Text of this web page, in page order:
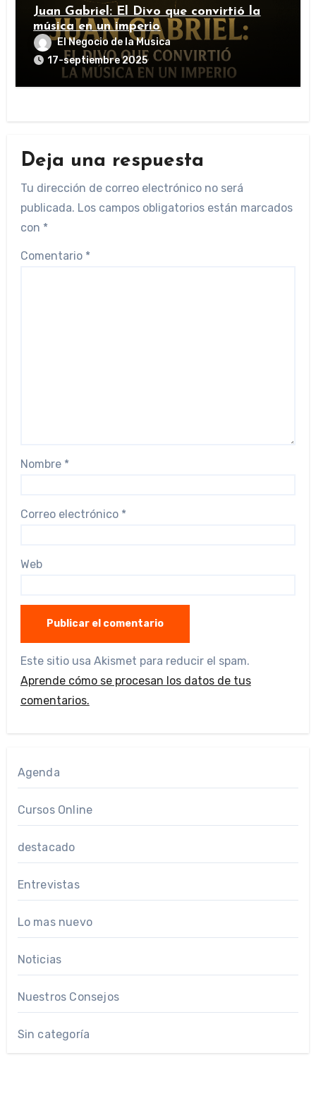
Juan Gabriel: El Divo que convirtió la
música en un imperio
El Negocio de la Musica
17-septiembre 2025
Deja una respuesta
Tu dirección de correo electrónico no será
publicada. Los campos obligatorios están marcados
con *
Comentario *
Nombre *
Correo electrónico *
Web
Este sitio usa Akismet para reducir el spam.
Aprende cómo se procesan los datos de tus
comentarios.
Agenda
Cursos Online
destacado
Entrevistas
Lo mas nuevo
Noticias
Nuestros Consejos
Sin categoría